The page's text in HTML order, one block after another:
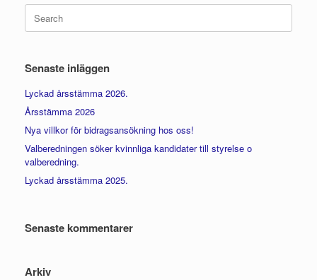
Search
for:
Senaste inläggen
Lyckad årsstämma 2026.
Årsstämma 2026
Nya villkor för bidragsansökning hos oss!
Valberedningen söker kvinnliga kandidater till styrelse o
valberedning.
Lyckad årsstämma 2025.
Senaste kommentarer
Arkiv